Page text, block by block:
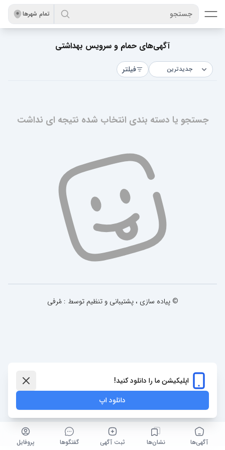
تمام شهر‌ها جستجو
آگهی‌های حمام و سرویس بهداشتی
فیلتر
جستجو یا دسته بندی انتخاب شده نتیجه ای نداشت
© پیاده سازی ، پشتیبانی و تنظیم توسط : مُرفی
آگهی‌ها نشان‌ها ثبت آگهی گفتگو‌ها پروفایل
اپلیکیشن ما را دانلود کنید!
دانلود اپ